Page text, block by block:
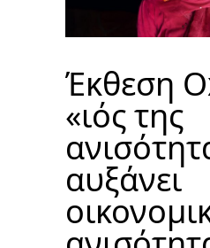
Έκθεση
«ιός της
αυξάνει